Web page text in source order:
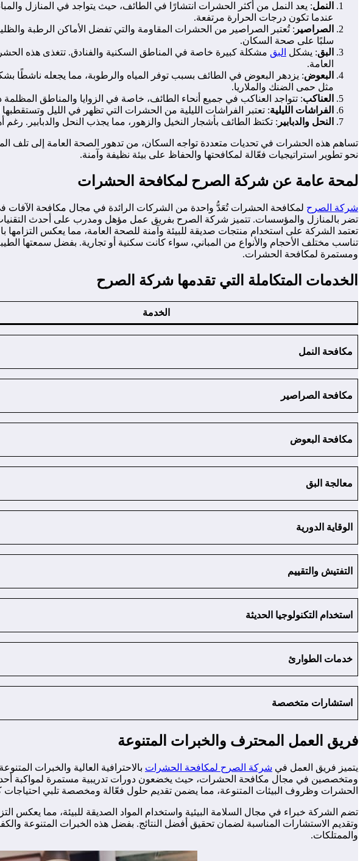
النمل: يعد النمل من أكثر الحشرات انتشارًا في الطائف، حيث يتواجد في المنازل
عندما تكون درجات الحرارة مرتفعة.
الصراصير : تُعتبر الصراصير من الحشرات المقاومة والتي تفضل الأماكن الرطبة
سلبًا على صحة السكان.
البق: يشكل البق مشكلة كبيرة خاصة في المناطق السكنية والفنادق. تتغذى هذه
العامة.
البعوض: يزدهر البعوض في الطائف بسبب توفر المياه والرطوبة، مما يجعله
مثل حمى الضنك والملاريا.
العناكب: تتواجد العناكب في جميع أنحاء الطائف، خاصة في الزوايا والمناطق
الفراشات الليلية: تعتبر الفراشات الليلية من الحشرات التي تظهر في الليل
النحل والدبابير : تكتظ الطائف بأشجار النخيل والزهور، مما يجذب النحل والدبابير.
تساهم هذه الحشرات في تحديات متعددة تواجه السكان، من تدهور الصحة العامة إلى تلف
نحو تطوير استراتيجيات فعّالة لمكافحتها والحفاظ على بيئة نظيفة وآمنة.
لمحة عامة عن شركة الصرح لمكافحة الحشرات
شركة الصرح لمكافحة الحشرات تُعَدُّ واحدة من الشركات الرائدة في مجال مكافحة
تضر بالمنازل والمؤسسات. تتميز شركة الصرح بفريق عمل مؤهل ومدرب على أحدث
تعتمد الشركة على استخدام منتجات صديقة للبيئة وآمنة للصحة العامة، مما يعكس
تناسب مختلف الأحجام والأنواع من المباني، سواء كانت سكنية أو تجارية. بفضل سمعتها
ومستمرة لمكافحة الحشرات.
الخدمات المتكاملة التي تقدمها شركة الصرح
الخدمة
مكافحة النمل
مكافحة الصراصير
مكافحة البعوض
معالجة البق
الوقاية الدورية
التفتيش والتقييم
استخدام التكنولوجيا الحديثة
خدمات الطوارئ
استشارات متخصصة
فريق العمل المحترف والخبرات المتنوعة
يتميز فريق العمل في شركة الصرح لمكافحة الحشرات بالاحترافية العالية والخبرات
ومتخصصين في مجال مكافحة الحشرات، حيث يخضعون دورات تدريبية مستمرة لمواكبة أحدث
الحشرات وظروف البيئات المتنوعة، مما يضمن تقديم حلول فعّالة ومخصصة تلبي
تضم الشركة خبراء في مجال السلامة البيئية واستخدام المواد الصديقة للبيئة، مما يعكس
وتقديم الاستشارات المناسبة لضمان تحقيق أفضل النتائج. بفضل هذه الخبرات المتنوعة
والممتلكات.